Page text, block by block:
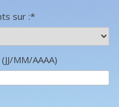
sur :*
MM/AAAA)